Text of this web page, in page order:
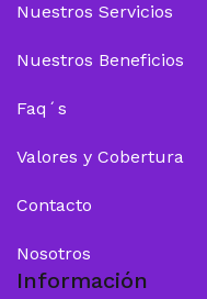
Nuestros Servicios
Nuestros Beneficios
Faq´s
Valores y Cobertura
Contacto
Nosotros
Información